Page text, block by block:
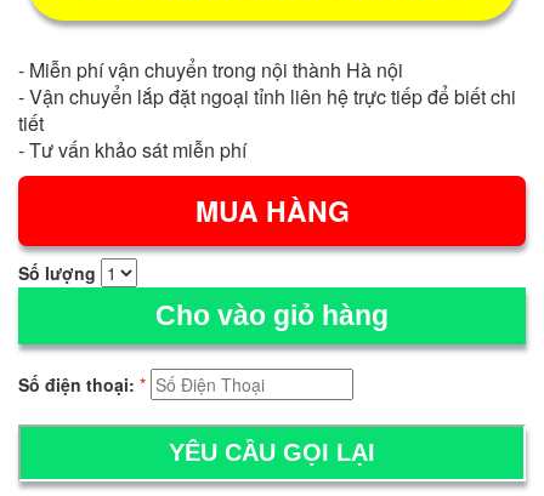
- Miễn phí vận chuyển trong nội thành Hà nội
- Vận chuyển lắp đặt ngoại tỉnh liên hệ trực tiếp để biết chi
tiết
- Tư vấn khảo sát miễn phí
Số lượng
Cho vào giỏ hàng
Số điện thoại: *